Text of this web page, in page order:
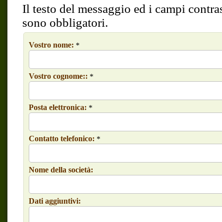
Il testo del messaggio ed i campi
sono obbligatori.
Vostro nome: *
Vostro cognome:: *
Posta elettronica: *
Contatto telefonico: *
Nome della società:
Dati aggiuntivi: